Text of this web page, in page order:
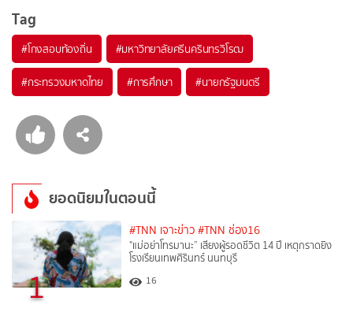
Tag
#โกงสอบท้องถิ่น #มหาวิทยาลัยศรีนครินทรวิโรฒ
#กระทรวงมหาดไทย #การศึกษา #นายกรัฐมนตรี
ยอดนิยมในตอนนี้
1
#TNN เจาะข่าว #TNN ช่อง16
"แม่อย่าโทรมานะ” เสียงผู้รอดชีวิต 14 ปี เหตุกราดยิง
โรงเรียนเทพศิรินทร์ นนทบุรี
16